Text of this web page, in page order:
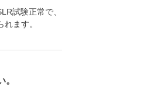
試験正常で、
ます。